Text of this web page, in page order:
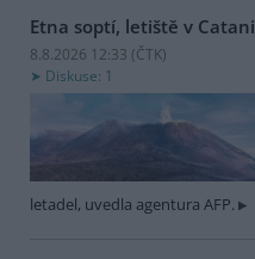
Etna soptí, letiště v
8.8.2026 12:33 (ČTK)
Diskuse: 1
letadel, uvedla agentura AFP.